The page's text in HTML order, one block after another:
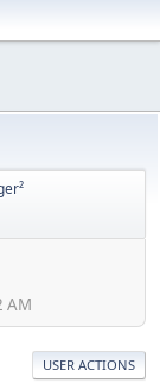
AM
USER ACTIONS